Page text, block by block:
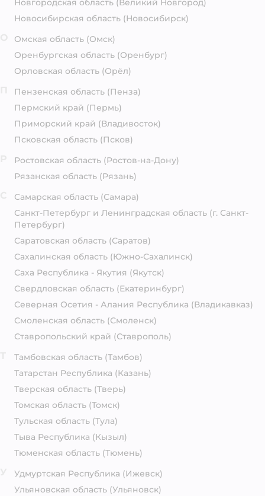
Новгородская область (Великий Новгород)
Новосибирская область (Новосибирск)
Омская область (Омск)
Оренбургская область (Оренбург)
Орловская область (Орёл)
Пензенская область (Пенза)
Пермский край (Пермь)
Приморский край (Владивосток)
Псковская область (Псков)
Ростовская область (Ростов-на-Дону)
Рязанская область (Рязань)
Самарская область (Самара)
Санкт-Петербург и Ленинградская область (г. Санкт-
Петербург)
Саратовская область (Саратов)
Сахалинская область (Южно-Сахалинск)
Саха Республика - Якутия (Якутск)
Свердловская область (Екатеринбург)
Северная Осетия - Алания Республика (Владикавказ)
Смоленская область (Смоленск)
Ставропольский край (Ставрополь)
Тамбовская область (Тамбов)
Татарстан Республика (Казань)
Тверская область (Тверь)
Томская область (Томск)
Тульская область (Тула)
Тыва Республика (Кызыл)
Тюменская область (Тюмень)
Удмуртская Республика (Ижевск)
Ульяновская область (Ульяновск)